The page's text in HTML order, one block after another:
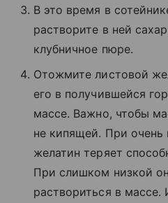
В это время в
растворите в ней
клубничное пюре.
Отожмите листовой
его в получившейся
массе. Важно, чтобы
не кипящей. При очень
желатин теряет
При слишком низкой
раствориться в массе.